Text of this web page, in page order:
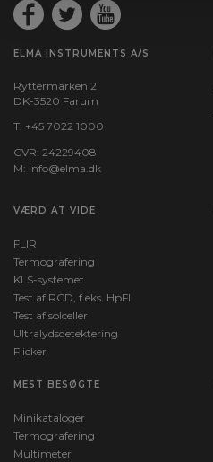
ELMA INSTRUMENTS A/S
Ryttermarken 2
DK-3520 Farum
T: +45 7022 1000
CVR: 24229408
M: info@elma.dk
VÆRD AT VIDE
FLIR
Termografering
KLS-systemet
Test af RCD, f.eks. HpFI
Test af solceller
Ultralydsdetektering
Flicker
MEST BESØGTE
Minikataloger
Termografering
Multimeter